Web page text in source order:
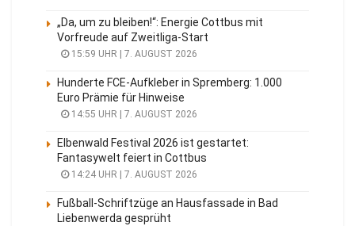
„Da, um zu bleiben!“: Energie Cottbus mit
Vorfreude auf Zweitliga-Start
15:59 UHR | 7. AUGUST 2026
Hunderte FCE-Aufkleber in Spremberg: 1.000
Euro Prämie für Hinweise
14:55 UHR | 7. AUGUST 2026
Elbenwald Festival 2026 ist gestartet:
Fantasywelt feiert in Cottbus
14:24 UHR | 7. AUGUST 2026
Fußball-Schriftzüge an Hausfassade in Bad
Liebenwerda gesprüht